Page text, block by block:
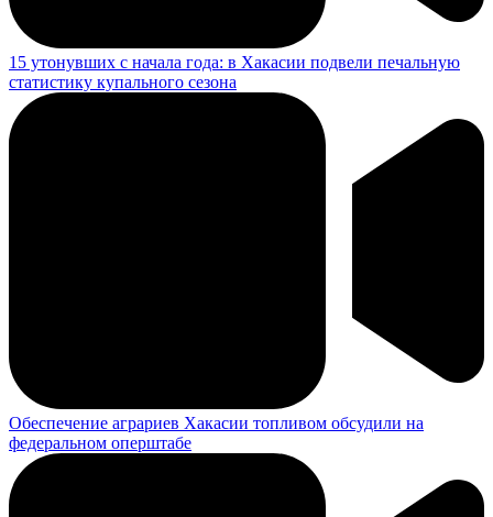
15 утонувших с начала года: в Хакасии подвели печальную
статистику купального сезона
Обеспечение аграриев Хакасии топливом обсудили на
федеральном оперштабе